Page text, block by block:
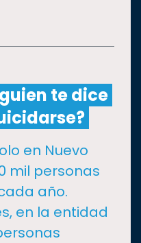
te dice
en Nuevo
mil personas
año.
en la entidad